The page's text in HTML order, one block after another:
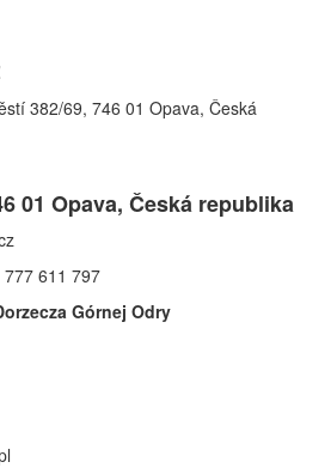
382/69, 746 01 Opava, Česká
01 Opava, Česká republika
611 797
Górnej Odry